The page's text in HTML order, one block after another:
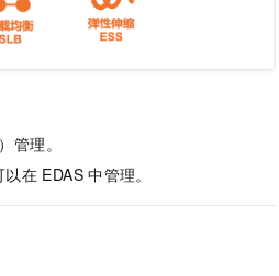
管理。
以在 EDAS 中管理。